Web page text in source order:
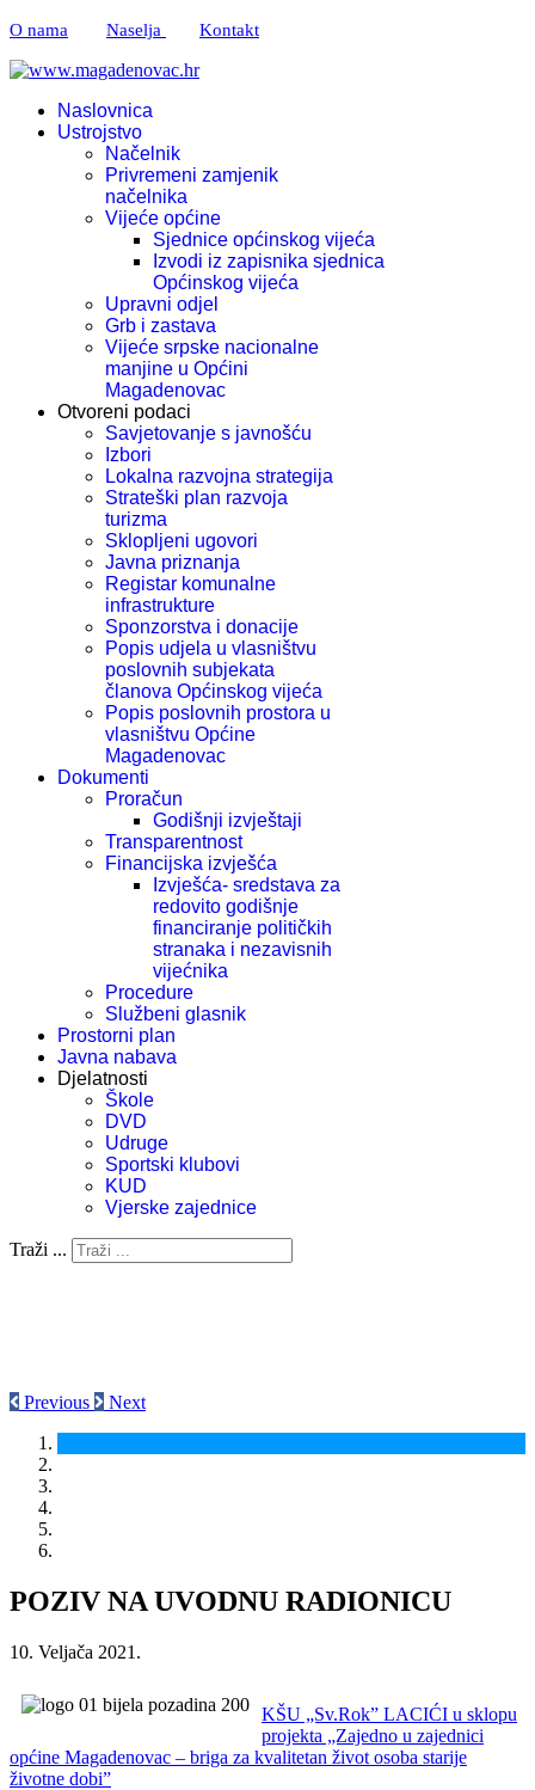
O nama Naselja Kontakt
Naslovnica
Ustrojstvo
Načelnik
Privremeni zamjenik
načelnika
Vijeće općine
Sjednice općinskog vijeća
Izvodi iz zapisnika sjednica
Općinskog vijeća
Upravni odjel
Grb i zastava
Vijeće srpske nacionalne
manjine u Općini
Magadenovac
Otvoreni podaci
Savjetovanje s javnošću
Izbori
Lokalna razvojna strategija
Strateški plan razvoja
turizma
Sklopljeni ugovori
Javna priznanja
Registar komunalne
infrastrukture
Sponzorstva i donacije
Popis udjela u vlasništvu
poslovnih subjekata
članova Općinskog vijeća
Popis poslovnih prostora u
vlasništvu Općine
Magadenovac
Dokumenti
Proračun
Godišnji izvještaji
Transparentnost
Financijska izvješća
Izvješća- sredstava za
redovito godišnje
financiranje političkih
stranaka i nezavisnih
vijećnika
Procedure
Službeni glasnik
Prostorni plan
Javna nabava
Djelatnosti
Škole
DVD
Udruge
Sportski klubovi
KUD
Vjerske zajednice
Traži ...
Previous Next
POZIV NA UVODNU RADIONICU
10. Veljača 2021.
KŠU „Sv.Rok” LACIĆI u sklopu
projekta „Zajedno u zajednici
općine Magadenovac – briga za kvalitetan život osoba starije
životne dobi”